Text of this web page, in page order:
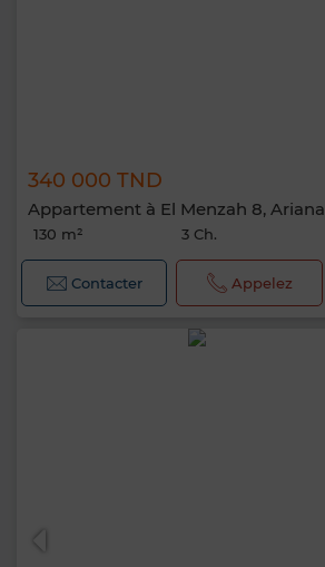
340 000 TND
Appartement à El Menzah 8, Ariana
130 m² 3 Ch.
Contacter Appelez